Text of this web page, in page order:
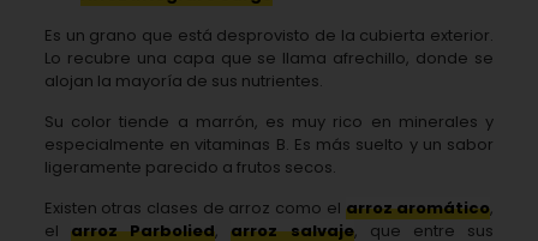
Es un grano que está desprovisto de la cubierta exterior.
Lo recubre una capa que se llama afrechillo, donde se
alojan la mayoría de sus nutrientes.
Su color tiende a marrón, es muy rico en minerales y
especialmente en vitaminas B. Es más suelto y un sabor
ligeramente parecido a frutos secos.
Existen otras clases de arroz como el arroz aromático,
elarroz Parbolied,arroz salvaje, que entre sus